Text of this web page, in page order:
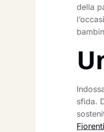
della
sfida.